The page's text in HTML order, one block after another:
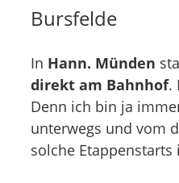
Bursfelde
In Hann. Münden
direkt am Bahnhof.
Denn ich bin ja
unterwegs und vom
solche Etappenstarts